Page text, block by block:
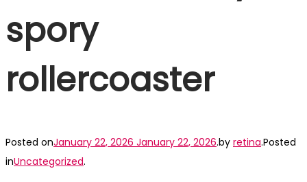
spory
rollercoaster
Posted onJanuary 22, 2026 January 22, 2026.by retina.Posted
inUncategorized.